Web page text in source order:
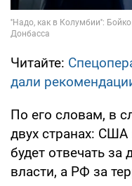
Читайте:
дали
По его словам, в
двух странах: США
будет отвечать за
власти, а РФ за